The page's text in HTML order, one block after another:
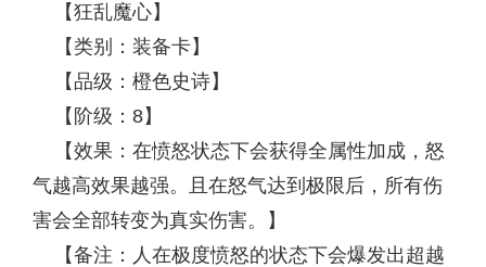
【狂乱魔心】
【类别：装备卡】
【品级：橙色史诗】
【阶级：8】
【效果：在愤怒状态下会获得全属性加成，怒
气越高效果越强。且在怒气达到极限后，所有伤
害会全部转变为真实伤害。】
【备注：人在极度愤怒的状态下会爆发出超越